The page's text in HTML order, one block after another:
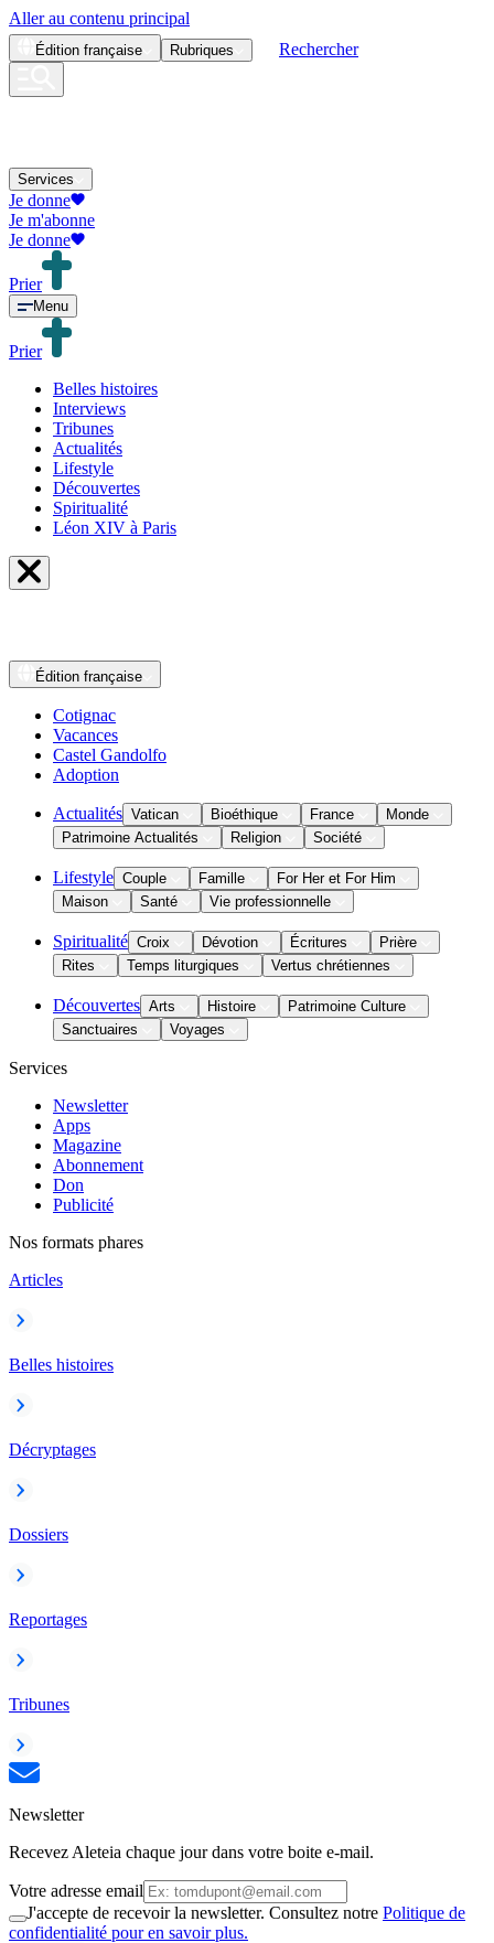
Aller au contenu principal
Édition française Rubriques Rechercher
Services
Je donne
Je m'abonne
Je donne
Prier
Menu
Prier
Belles histoires
Interviews
Tribunes
Actualités
Lifestyle
Découvertes
Spiritualité
Léon XIV à Paris
Édition française
Cotignac
Vacances
Castel Gandolfo
Adoption
Actualités Vatican Bioéthique France
Monde
Patrimoine Actualités
Religion Société
Lifestyle Couple Famille
For Her et For Him
Maison
Santé Vie professionnelle
Spiritualité Croix Dévotion Écritures
Prière
Rites
Temps liturgiques Vertus chrétiennes
Découvertes Arts Histoire
Patrimoine Culture
Sanctuaires
Voyages
Services
Newsletter
Apps
Magazine
Abonnement
Don
Publicité
Nos formats phares
Articles
Belles histoires
Décryptages
Dossiers
Reportages
Tribunes
Newsletter
Recevez Aleteia chaque jour dans votre boite e-mail.
Votre adresse email
J'accepte de recevoir la newsletter. Consultez notre Politique de
confidentialité pour en savoir plus.